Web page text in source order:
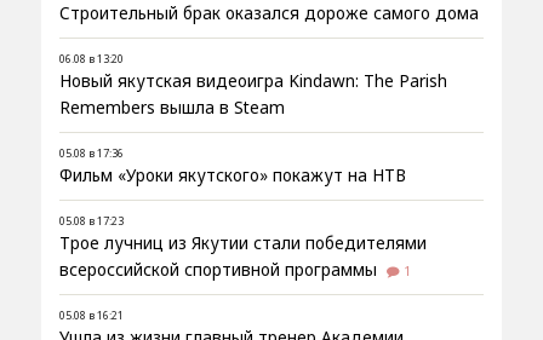
Строительный брак оказался дороже самого дома
06.08 в 13:20
Новый якутская видеоигра Kindawn: The Parish
Remembers вышла в Steam
05.08 в 17:36
Фильм «Уроки якутского» покажут на НТВ
05.08 в 17:23
Трое лучниц из Якутии стали победителями
всероссийской спортивной программы
1
05.08 в 16:21